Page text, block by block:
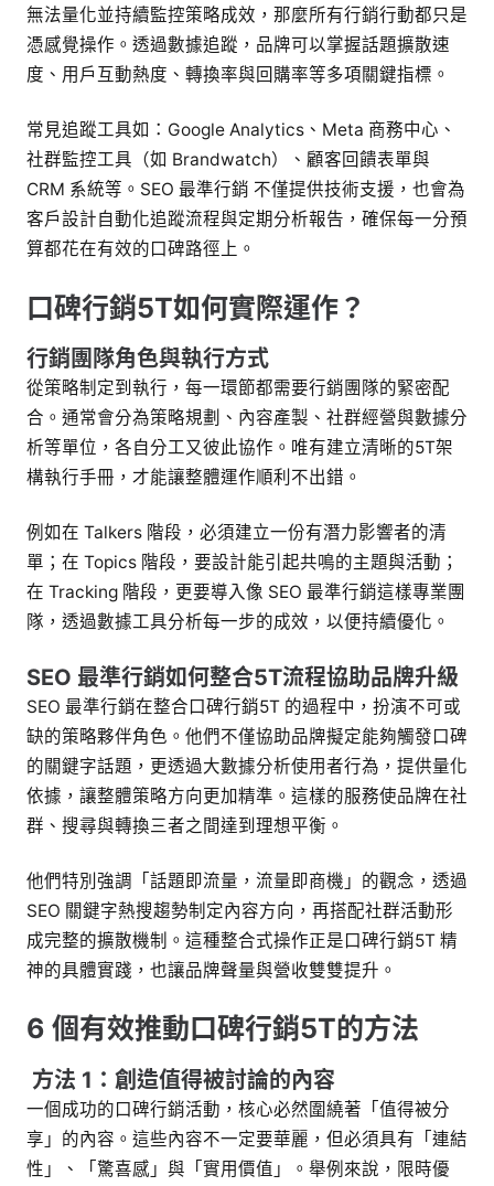
無法量化並持續監控策略成效，那麼所有行銷行動都只是
憑感覺操作。透過數據追蹤，品牌可以掌握話題擴散速
度、用戶互動熱度、轉換率與回購率等多項關鍵指標。
常見追蹤工具如：Google Analytics、Meta 商務中心、
社群監控工具（如 Brandwatch）、顧客回饋表單與
CRM 系統等。SEO 最準行銷 不僅提供技術支援，也會為
客戶設計自動化追蹤流程與定期分析報告，確保每一分預
算都花在有效的口碑路徑上。
口碑行銷5T如何實際運作？
行銷團隊角色與執行方式
從策略制定到執行，每一環節都需要行銷團隊的緊密配
合。通常會分為策略規劃、內容產製、社群經營與數據分
析等單位，各自分工又彼此協作。唯有建立清晰的5T架
構執行手冊，才能讓整體運作順利不出錯。
例如在 Talkers 階段，必須建立一份有潛力影響者的清
單；在 Topics 階段，要設計能引起共鳴的主題與活動；
在 Tracking 階段，更要導入像 SEO 最準行銷這樣專業團
隊，透過數據工具分析每一步的成效，以便持續優化。
SEO 最準行銷如何整合5T流程協助品牌升級
SEO 最準行銷在整合口碑行銷5T 的過程中，扮演不可或
缺的策略夥伴角色。他們不僅協助品牌擬定能夠觸發口碑
的關鍵字話題，更透過大數據分析使用者行為，提供量化
依據，讓整體策略方向更加精準。這樣的服務使品牌在社
群、搜尋與轉換三者之間達到理想平衡。
他們特別強調「話題即流量，流量即商機」的觀念，透過
SEO 關鍵字熱搜趨勢制定內容方向，再搭配社群活動形
成完整的擴散機制。這種整合式操作正是口碑行銷5T 精
神的具體實踐，也讓品牌聲量與營收雙雙提升。
6 個有效推動口碑行銷5T的方法
方法 1： 創造值得被討論的內容
一個成功的口碑行銷活動，核心必然圍繞著「值得被分
享」的內容。這些內容不一定要華麗，但必須具有「連結
性」、「驚喜感」與「實用價值」。舉例來說，限時優